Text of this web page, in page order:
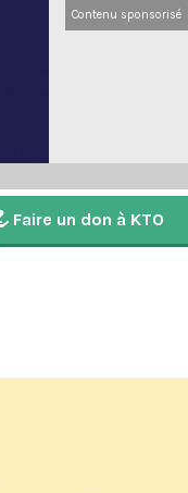
Contenu sponsorisé
Faire un don à KTO